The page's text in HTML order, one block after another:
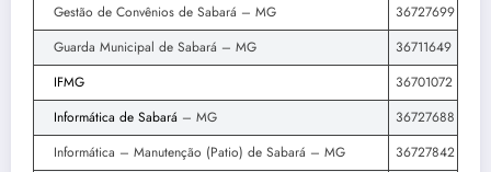
Gestão de Convênios de Sabará – MG
36727699
Guarda Municipal de Sabará – MG
36711649
IFMG
36701072
Informática de Sabará – MG
36727688
Informática – Manutenção (Patio) de Sabará – MG
36727842